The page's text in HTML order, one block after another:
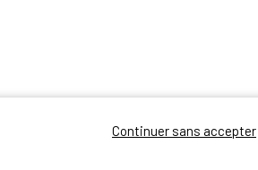
Continuer sans accepter